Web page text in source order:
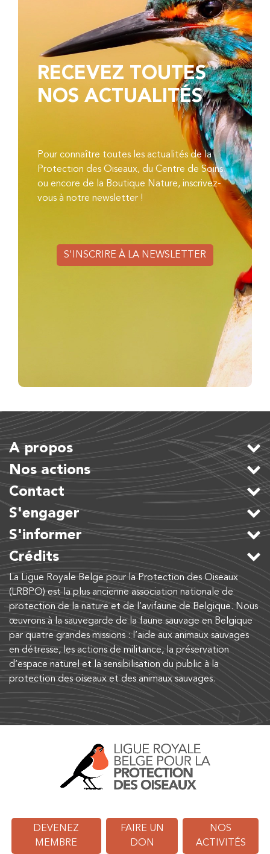
RECEVEZ TOUTES
NOS ACTUALITÉS
Pour connaître toutes les actualités de la
Protection des Oiseaux, du Centre de Soins
ou encore de la Boutique Nature, inscrivez-
vous à notre newsletter !
S'INSCRIRE À LA NEWSLETTER
A propos
Nos actions
Contact
S'engager
S'informer
Crédits
La Ligue Royale Belge pour la Protection des Oiseaux
(LRBPO) est la plus ancienne association nationale de
protection de la nature et de l’avifaune de Belgique. Nous
œuvrons à la sauvegarde de la faune sauvage en Belgique
par quatre grandes missions : l’aide aux animaux sauvages
en détresse, les actions de militance, la préservation
d’espace naturel et la sensibilisation du public à la
protection des oiseaux et des animaux sauvages.
DEVENEZ
MEMBRE
FAIRE UN
DON
NOS
ACTIVITÉS